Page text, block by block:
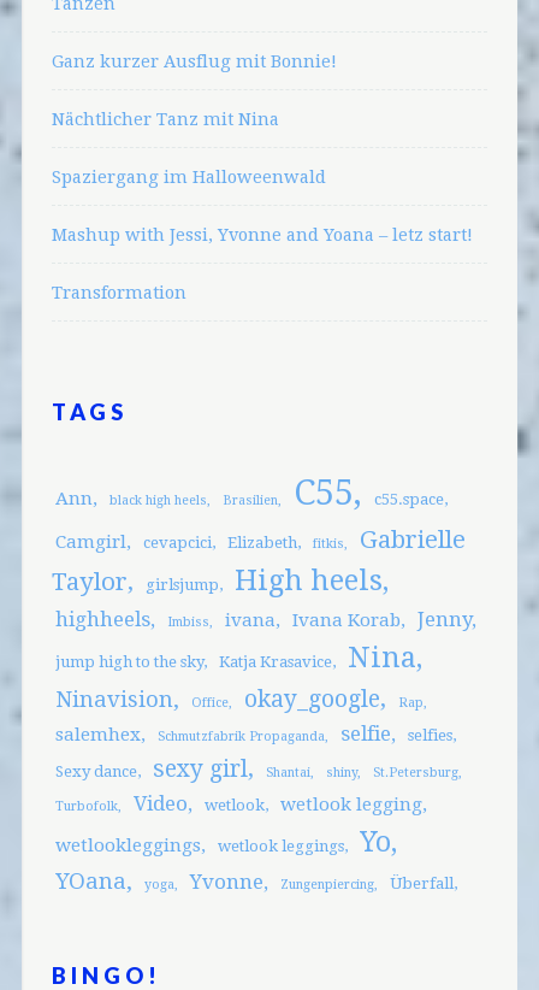
Ganz kurzer Ausflug mit Bonnie!
Nächtlicher Tanz mit Nina
Spaziergang im Halloweenwald
Mashup with Jessi, Yvonne and Yoana – letz start!
Transformation
TAGS
Ann black high heels Brasilien C55 c55.space
Camgirl cevapcici Elizabeth fitkis
Gabrielle
Taylor
girlsjump High heels
highheels Imbiss ivana Ivana Korab Jenny
jump high to the sky Katja Krasavice Nina
Ninavision Office okay_google Rap
salemhex Schmutzfabrik Propaganda selfie
selfies
Sexy dance
sexy girl Shantai shiny St.Petersburg
Turbofolk Video wetlook
wetlook legging
wetlookleggings
wetlook leggings Yo
YOana yoga Yvonne Zungenpiercing Überfall
BINGO!